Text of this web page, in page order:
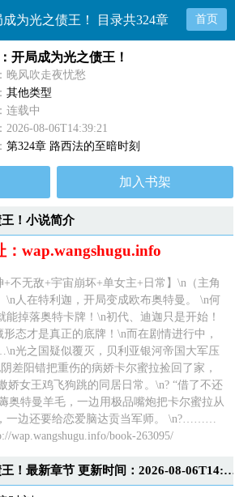
为光之债王！ 目录共324章 首页
开局成为光之债王！
晚风吹走夜忧愁
其他类型
连载中
2026-08-06T14:39:21
第324章 路西法的至暗时刻
加入书架
！小说简介
：wap.wangshugu.info
+不无敌+宇宙崩坏+单女主+日常】\n（主角
\n人在特利迦，开局变成欧布奥特曼。 \n何
能掉落奥特卡牌！\n初代、迪迦只是开始！
态才是真正的底牌！\n而在剧情进行中，
光之国疑似覆灭，贝利亚银河帝国大军压
差阳错把重伤的病娇卡尔蜜拉捡回了家，
娇女王鸡飞狗跳的同居日常。\n? “借了不还
奥特曼羊毛，一边用极品嘴炮把卡尔蜜拉从
一边还要给恋爱脑达贡当军师。 \n?………
wap.wangshugu.info/book-263095/
奥特：开局成为光之债王！最新章节 更新时间：